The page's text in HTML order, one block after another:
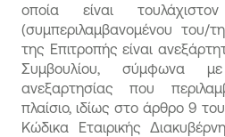
οποία είναι
(συμπεριλαμβανομένου του/
της Επιτροπής είναι
Συμβουλίου, σύμφωνα
ανεξαρτησίας που
πλαίσιο, ιδίως στο άρθρο 9
Κώδικα Εταιρικής